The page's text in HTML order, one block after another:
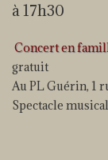
à 17h30
Concert en
gratuit
Au PL Guérin, 1
Spectacle